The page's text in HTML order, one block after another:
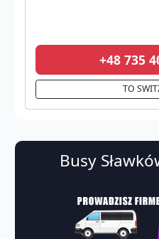
+48 735
TO
Busy